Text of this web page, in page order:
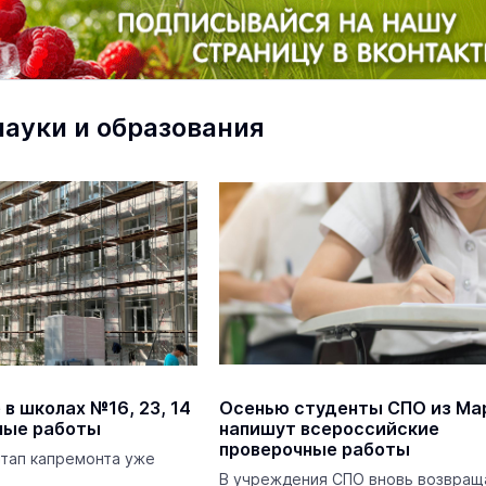
о премьере в театре
меня не бывает
Как узнать на законных
кто собственник
и образования
школах №16, 23, 14
работы
капремонта уже
Осенью студенты СПО из
напишут всероссийские
проверочные работы
В учреждения СПО вновь
В Йошкар-Оле в
проходит военно-спортивное